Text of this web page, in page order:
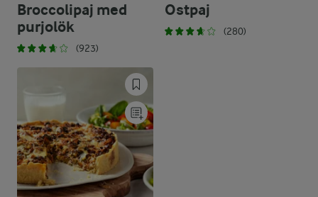
Broccolipaj med
purjolök
(923)
Ostpaj
(280)